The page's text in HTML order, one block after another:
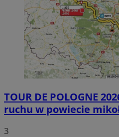
TOUR DE POLOGNE
ruchu w powiecie
3